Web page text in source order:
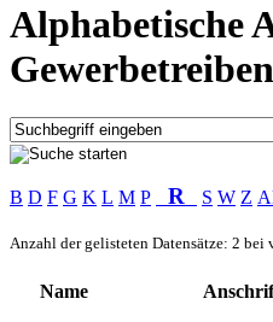
Alphabetische
B D F G K L M P R S W Z
Anzahl der gelisteten Datensätze: 2 bei
Name